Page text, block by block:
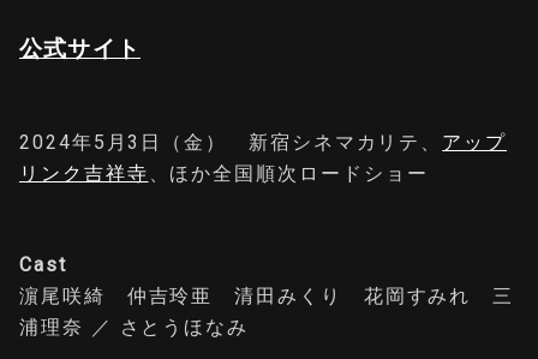
公式サイト
2024年5月3日（金） 新宿シネマカリテ、 アップ
リンク吉祥寺 、ほか全国順次ロードショー
Cast
濵尾咲綺 仲吉玲亜 清田みくり 花岡すみれ 三
浦理奈 ／ さとうほなみ